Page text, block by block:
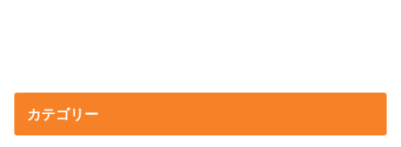
カテゴリー